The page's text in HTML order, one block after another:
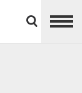
panel